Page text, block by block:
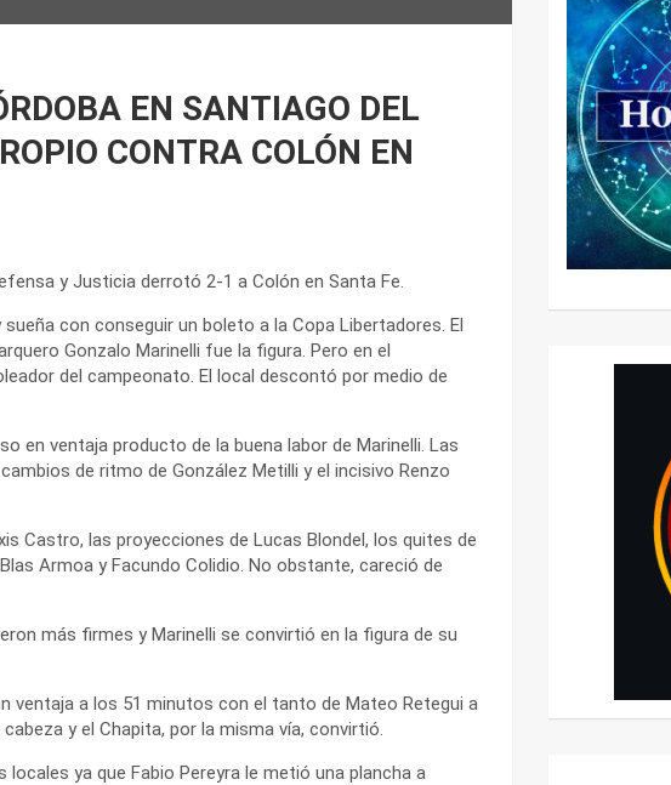
EN SANTIAGO DEL
CONTRA COLÓN EN
y Justicia derrotó 2-1 a Colón en Santa Fe.
con conseguir un boleto a la Copa Libertadores. El
Gonzalo Marinelli fue la figura. Pero en el
del campeonato. El local descontó por medio de
en ventaja producto de la buena labor de Marinelli. Las
de ritmo de González Metilli y el incisivo Renzo
Castro, las proyecciones de Lucas Blondel, los quites de
Armoa y Facundo Colidio. No obstante, careció de
más firmes y Marinelli se convirtió en la figura de su
ventaja a los 51 minutos con el tanto de Mateo Retegui a
y el Chapita, por la misma vía, convirtió.
ya que Fabio Pereyra le metió una plancha a